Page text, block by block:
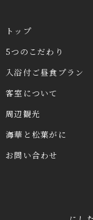
トップ
5つのこだわり
入浴付ご昼食プラン
客室について
周辺観光
海華と松葉がに
お問い合わせ